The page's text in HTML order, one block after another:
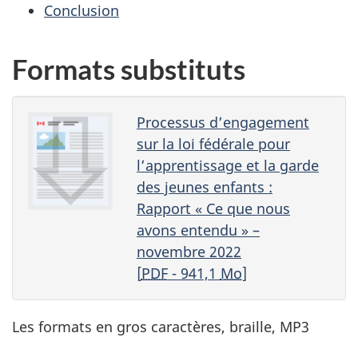
Conclusion
Formats substituts
Processus d’engagement
sur la loi fédérale pour
l’apprentissage et la garde
des jeunes enfants :
Rapport « Ce que nous
avons entendu » –
novembre 2022
[PDF- 941,1 Mo]
Les formats en gros caractères, braille, MP3